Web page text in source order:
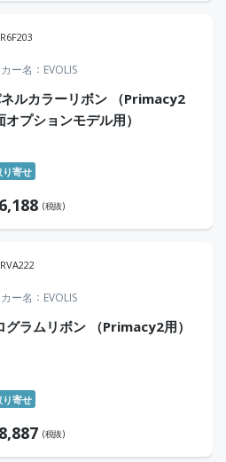
ー名 EVOLIS
ルカラーリボン （Primacy2
オプションモデル用）
り寄せ
(税抜)
ー名 EVOLIS
グラムリボン （Primacy2用）
り寄せ
(税抜)